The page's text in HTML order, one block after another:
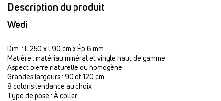
Description du produit
Wedi
Dim. : L 250 x l 90 cm x Ép 6 mm
Matière : matériau minéral et vinyle haut de gamme
Aspect pierre naturelle ou homogène
Grandes largeurs : 90 et 120 cm
8 coloris tendance au choix
Type de pose : À coller